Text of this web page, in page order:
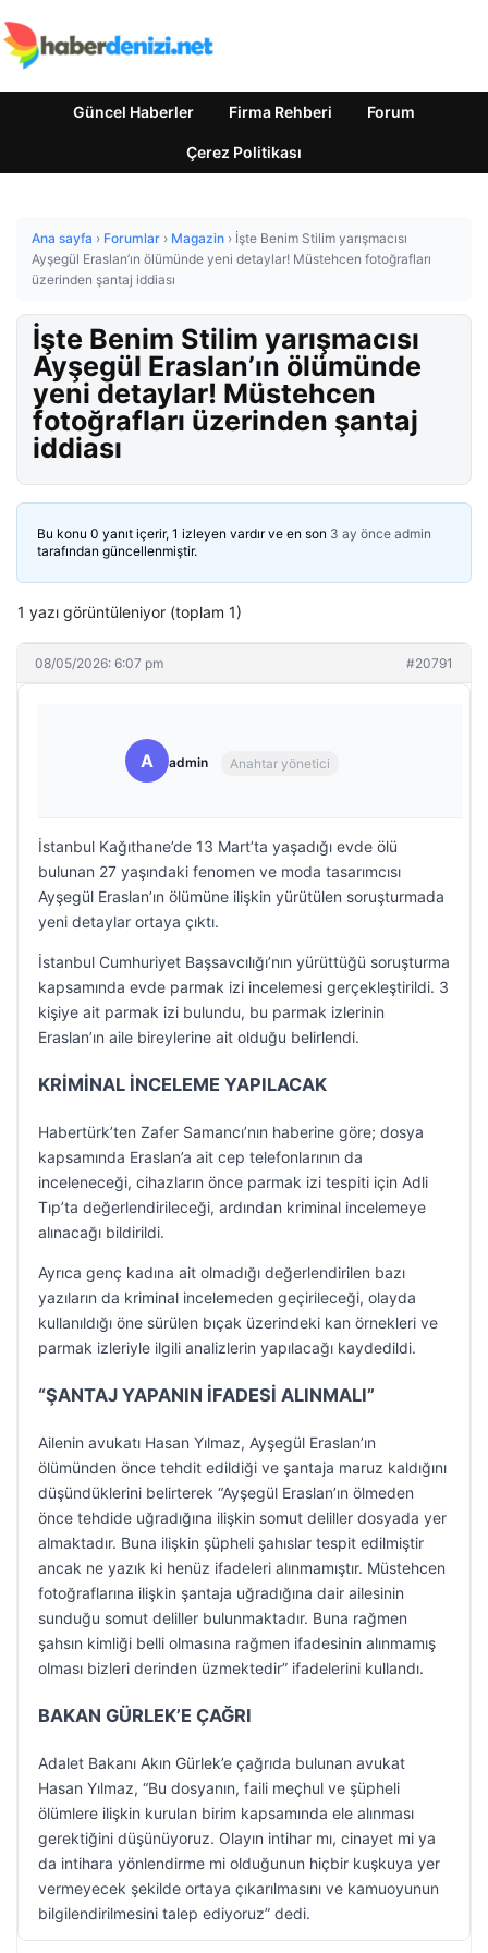
Güncel Haberler Firma Rehberi Forum
Çerez Politikası
Ana sayfa › Forumlar › Magazin › İşte Benim Stilim yarışmacısı
Ayşegül Eraslan’ın ölümünde yeni detaylar! Müstehcen fotoğrafları
üzerinden şantaj iddiası
İşte Benim Stilim yarışmacısı
Ayşegül Eraslan’ın ölümünde
yeni detaylar! Müstehcen
fotoğrafları üzerinden şantaj
iddiası
Bu konu 0 yanıt içerir, 1 izleyen vardır ve en son 3 ay önce admin
tarafından güncellenmiştir.
1 yazı görüntüleniyor (toplam 1)
08/05/2026: 6:07 pm #20791
A admin Anahtar yönetici
İstanbul Kağıthane’de 13 Mart’ta yaşadığı evde ölü
bulunan 27 yaşındaki fenomen ve moda tasarımcısı
Ayşegül Eraslan’ın ölümüne ilişkin yürütülen soruşturmada
yeni detaylar ortaya çıktı.
İstanbul Cumhuriyet Başsavcılığı’nın yürüttüğü soruşturma
kapsamında evde parmak izi incelemesi gerçekleştirildi. 3
kişiye ait parmak izi bulundu, bu parmak izlerinin
Eraslan’ın aile bireylerine ait olduğu belirlendi.
KRİMİNAL İNCELEME YAPILACAK
Habertürk’ten Zafer Samancı’nın haberine göre; dosya
kapsamında Eraslan’a ait cep telefonlarının da
inceleneceği, cihazların önce parmak izi tespiti için Adli
Tıp’ta değerlendirileceği, ardından kriminal incelemeye
alınacağı bildirildi.
Ayrıca genç kadına ait olmadığı değerlendirilen bazı
yazıların da kriminal incelemeden geçirileceği, olayda
kullanıldığı öne sürülen bıçak üzerindeki kan örnekleri ve
parmak izleriyle ilgili analizlerin yapılacağı kaydedildi.
“ŞANTAJ YAPANIN İFADESİ ALINMALI”
Ailenin avukatı Hasan Yılmaz, Ayşegül Eraslan’ın
ölümünden önce tehdit edildiği ve şantaja maruz kaldığını
düşündüklerini belirterek “Ayşegül Eraslan’ın ölmeden
önce tehdide uğradığına ilişkin somut deliller dosyada yer
almaktadır. Buna ilişkin şüpheli şahıslar tespit edilmiştir
ancak ne yazık ki henüz ifadeleri alınmamıştır. Müstehcen
fotoğraflarına ilişkin şantaja uğradığına dair ailesinin
sunduğu somut deliller bulunmaktadır. Buna rağmen
şahsın kimliği belli olmasına rağmen ifadesinin alınmamış
olması bizleri derinden üzmektedir” ifadelerini kullandı.
BAKAN GÜRLEK’E ÇAĞRI
Adalet Bakanı Akın Gürlek’e çağrıda bulunan avukat
Hasan Yılmaz, “Bu dosyanın, faili meçhul ve şüpheli
ölümlere ilişkin kurulan birim kapsamında ele alınması
gerektiğini düşünüyoruz. Olayın intihar mı, cinayet mi ya
da intihara yönlendirme mi olduğunun hiçbir kuşkuya yer
vermeyecek şekilde ortaya çıkarılmasını ve kamuoyunun
bilgilendirilmesini talep ediyoruz” dedi.